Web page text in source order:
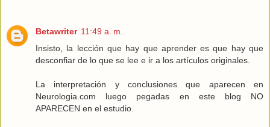
Betawriter 11:49 a. m.
Insisto, la lección que hay que aprender es que hay que
desconfiar de lo que se lee e ir a los artículos originales.
La interpretación y conclusiones que aparecen en
Neurologia.com luego pegadas en este blog NO
APARECEN en el estudio.